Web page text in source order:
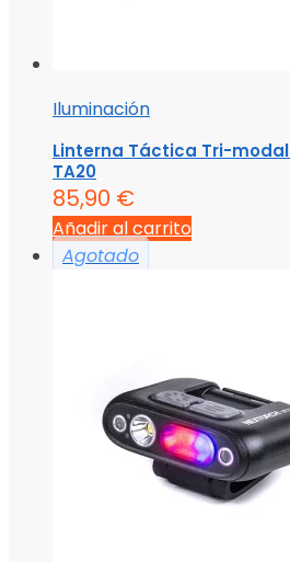
Iluminación
Linterna Táctica Tri-
TA20
85,90 €
Añadir al carrito
Agotado